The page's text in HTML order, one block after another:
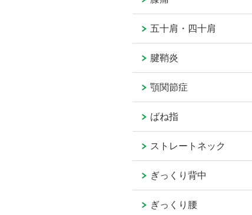
五十肩・四十肩
腱鞘炎
顎関節症
ばね指
ストレートネック
ぎっくり背中
ぎっくり腰